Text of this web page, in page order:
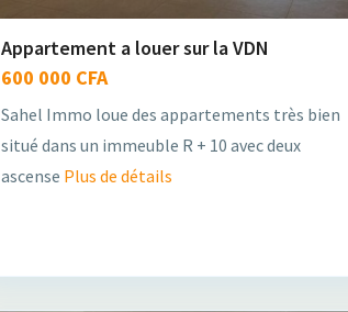
Appartement a louer sur la VDN
600 000 CFA
Sahel Immo loue des appartements très bien
situé dans un immeuble R + 10 avec deux
ascense Plus de détails